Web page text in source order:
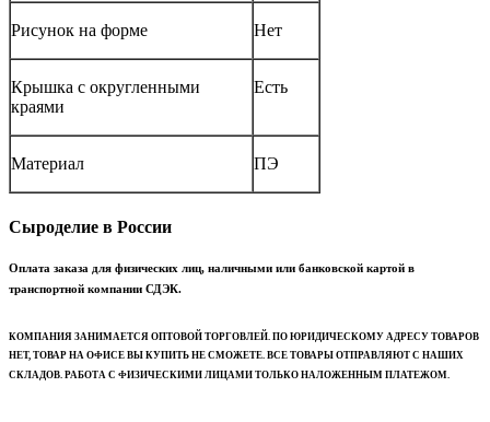
Рисунок на форме Нет
Крышка с округленными
краями
Есть
Материал ПЭ
Сыроделие в России
Оплата заказа для физических лиц, наличными или банковской картой в
транспортной компании СДЭК.
КОМПАНИЯ ЗАНИМАЕТСЯ ОПТОВОЙ ТОРГОВЛЕЙ. ПО ЮРИДИЧЕСКОМУ АДРЕСУ ТОВАРОВ
НЕТ, ТОВАР НА ОФИСЕ ВЫ КУПИТЬ НЕ СМОЖЕТЕ. ВСЕ ТОВАРЫ ОТПРАВЛЯЮТ С НАШИХ
СКЛАДОВ. РАБОТА С ФИЗИЧЕСКИМИ ЛИЦАМИ ТОЛЬКО НАЛОЖЕННЫМ ПЛАТЕЖОМ.